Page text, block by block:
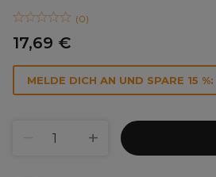
(0)
17,69 €
MELDE DICH AN UND SPARE 15